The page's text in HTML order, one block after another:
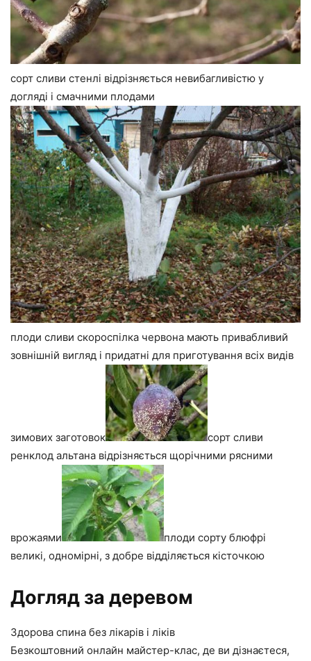
сорт сливи стенлі відрізняється невибагливістю у
догляді і смачними плодами
плоди сливи скороспілка червона мають привабливий
зовнішній вигляд і придатні для приготування всіх видів
зимових заготовок
сорт сливи
ренклод альтана відрізняється щорічними рясними
врожаями
плоди сорту блюфрі
великі, одномірні, з добре відділяється кісточкою
Догляд за деревом
Здорова спина без лікарів і ліків
Безкоштовний онлайн майстер-клас, де ви дізнаєтеся,